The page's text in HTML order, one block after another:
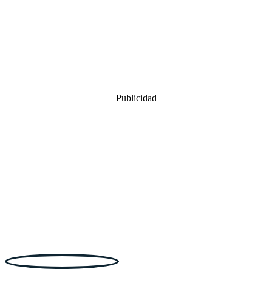
Publicidad